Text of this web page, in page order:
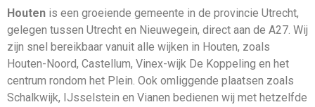
Houten is een groeiende gemeente in de provincie Utrecht,
gelegen tussen Utrecht en Nieuwegein, direct aan de A27. Wij
zijn snel bereikbaar vanuit alle wijken in Houten, zoals
Houten-Noord, Castellum, Vinex-wijk De Koppeling en het
centrum rondom het Plein. Ook omliggende plaatsen zoals
Schalkwijk, IJsselstein en Vianen bedienen wij met hetzelfde